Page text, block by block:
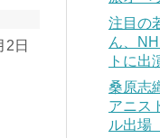
2日
注目の
ん、
トに出
桑原志
アニス
ル出